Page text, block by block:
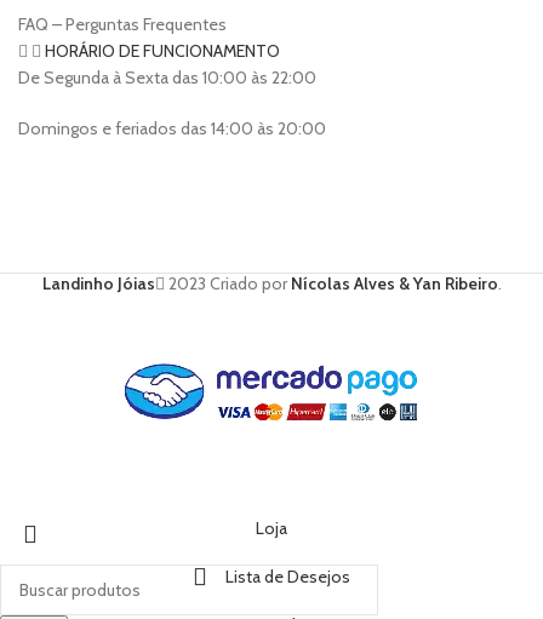
FAQ – Perguntas Frequentes
HORÁRIO DE FUNCIONAMENTO
De Segunda à Sexta das 10:00 às 22:00
Domingos e feriados das 14:00 às 20:00
Landinho Jóias 2023 Criado porNícolas Alves & Yan Ribeiro.
Loja
Lista de Desejos